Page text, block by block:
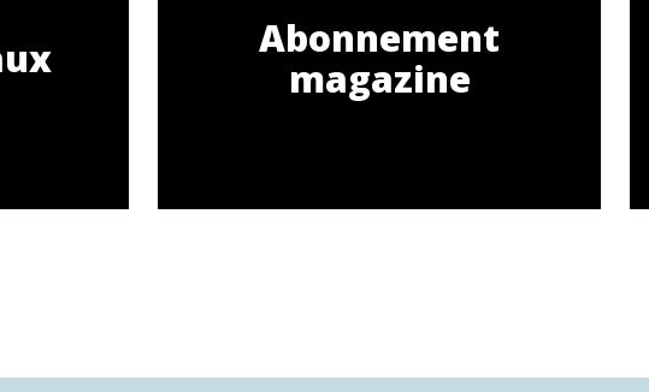
Abonnement
magazine